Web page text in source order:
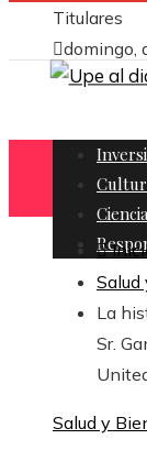
Titulares
domingo,
Salud
La
Sr.
Salud y